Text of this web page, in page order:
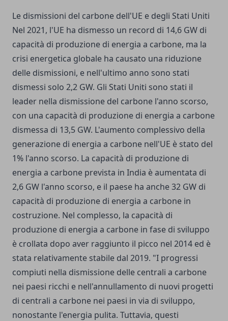
Le dismissioni del carbone dell'UE e degli Stati Uniti
Nel 2021, l'UE ha dismesso un record di 14,6 GW di
capacità di produzione di energia a carbone, ma la
crisi energetica globale ha causato una riduzione
delle dismissioni, e nell'ultimo anno sono stati
dismessi solo 2,2 GW. Gli Stati Uniti sono stati il
leader nella dismissione del carbone l'anno scorso,
con una capacità di produzione di energia a carbone
dismessa di 13,5 GW. L'aumento complessivo della
generazione di energia a carbone nell'UE è stato del
1% l'anno scorso. La capacità di produzione di
energia a carbone prevista in India è aumentata di
2,6 GW l'anno scorso, e il paese ha anche 32 GW di
capacità di produzione di energia a carbone in
costruzione. Nel complesso, la capacità di
produzione di energia a carbone in fase di sviluppo
è crollata dopo aver raggiunto il picco nel 2014 ed è
stata relativamente stabile dal 2019. "I progressi
compiuti nella dismissione delle centrali a carbone
nei paesi ricchi e nell'annullamento di nuovi progetti
di centrali a carbone nei paesi in via di sviluppo,
nonostante l'energia pulita. Tuttavia, questi